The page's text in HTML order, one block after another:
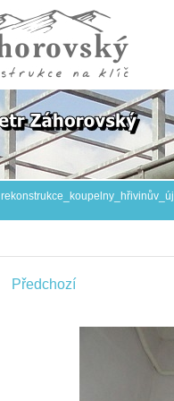
Předchozí